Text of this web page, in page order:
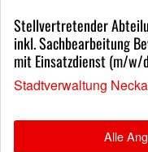
Stellvertretender
inkl. Sachbearbeitung
mit Einsatzdienst (m/w/
Stadtverwaltung
Alle